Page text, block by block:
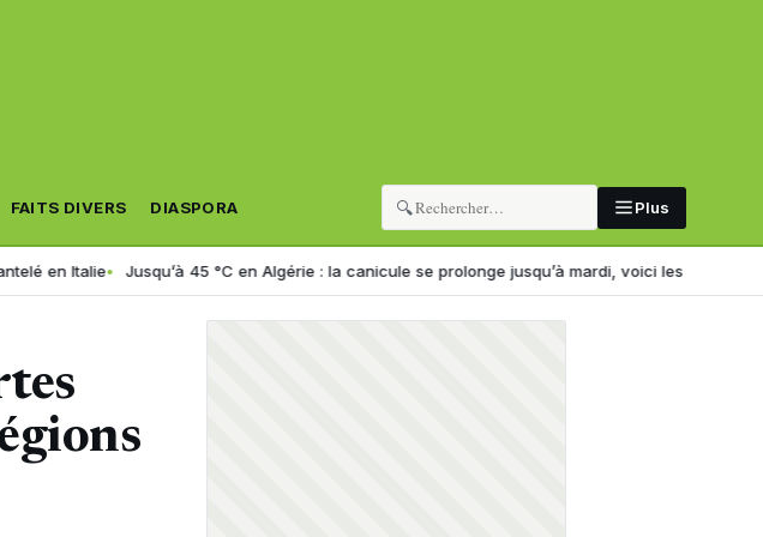
FAITS DIVERS DIASPORA 🔍 Plus
Jusqu’à 45 °C en Algérie : la canicule se prolonge jusqu’à mardi, voici les wilayas concernées